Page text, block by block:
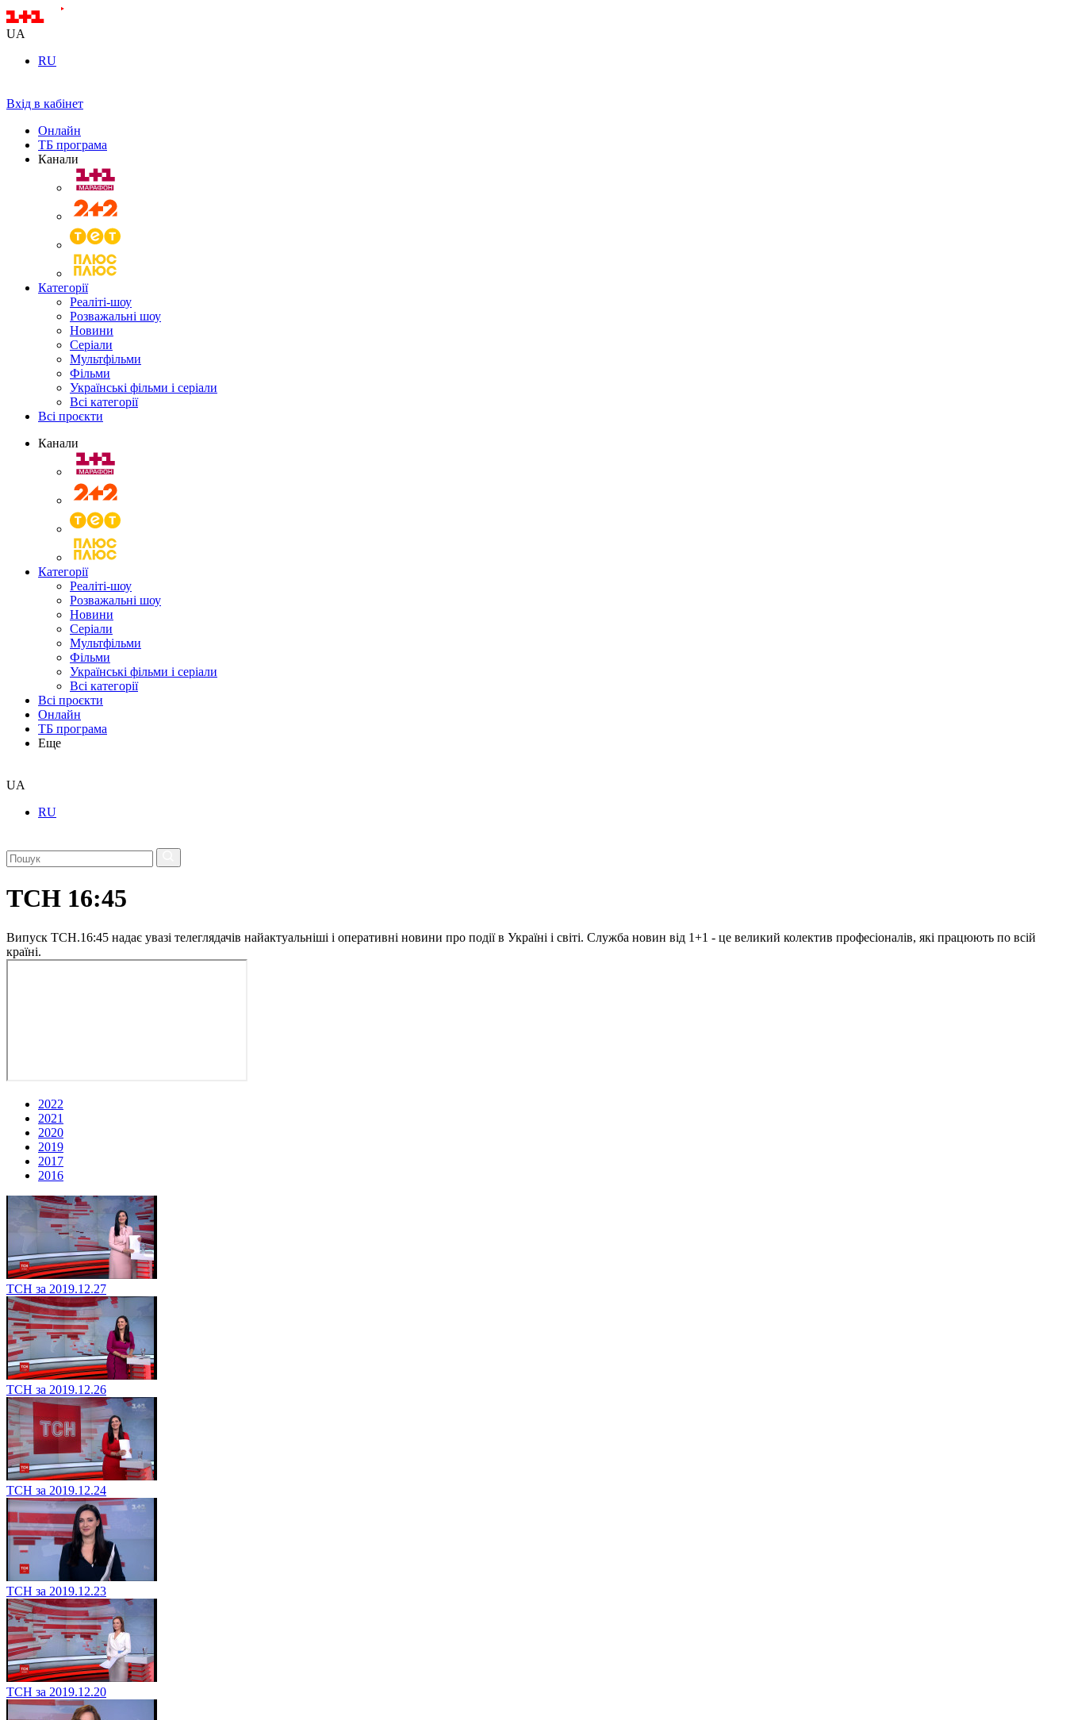
UA
RU
Вхід в кабінет
Онлайн
ТБ програма
Канали
Категорії
Реаліті-шоу
Розважальні шоу
Новини
Серіали
Мультфільми
Фільми
Українські фільми і серіали
Всі категорії
Всі проєкти
Канали
Категорії
Реаліті-шоу
Розважальні шоу
Новини
Серіали
Мультфільми
Фільми
Українські фільми і серіали
Всі категорії
Всі проєкти
Онлайн
ТБ програма
Еще
UA
RU
ТСН 16:45
Випуск ТСН.16:45 надає увазі телеглядачів найактуальніші і оперативні новини про події в Україні і світі. Служба новин від 1+1 - це великий колектив професіоналів, які працюють по всій
країні.
2022
2021
2020
2019
2017
2016
ТСН за 2019.12.27
ТСН за 2019.12.26
ТСН за 2019.12.24
ТСН за 2019.12.23
ТСН за 2019.12.20